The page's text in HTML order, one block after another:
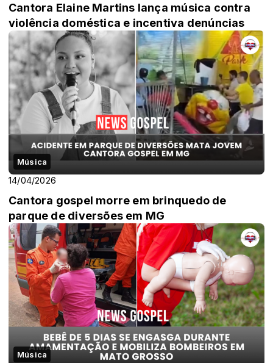
Cantora Elaine Martins lança música contra
violência doméstica e incentiva denúncias
Música
14/04/2026
Cantora gospel morre em brinquedo de
parque de diversões em MG
Música